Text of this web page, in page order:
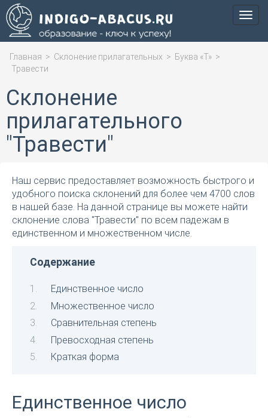
Меню
Главная > Склонение прилагательных > Буква «Т» >
Травести
Склонение
прилагательного
"Травести"
Наш сервис предоставляет возможность быстрого и
удобного поиска склонений для более чем 4700 слов
в нашей базе. На данной странице вы можете найти
склонение слова "Травести" по всем падежам в
единственном и множественном числе.
Содержание
Единственное число
Множественное число
Сравнительная степень
Превосходная степень
Краткая форма
Единственное число